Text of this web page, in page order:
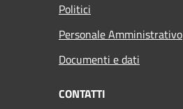
Politici
Personale Amministrativo
Documenti e dati
CONTATTI